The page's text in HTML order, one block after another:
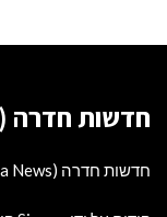
חדשות חדרה (Hadera News)
חדשות חדרה (Hadera News)